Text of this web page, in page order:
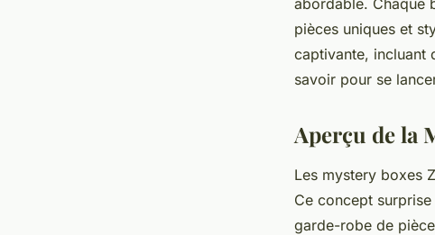
pièces uniques et
captivante, incluant
savoir pour se
Aperçu de la
Les mystery boxes
Ce concept
garde-robe de